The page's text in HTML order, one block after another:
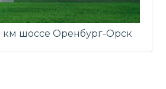
км шоссе Оренбург-Орск